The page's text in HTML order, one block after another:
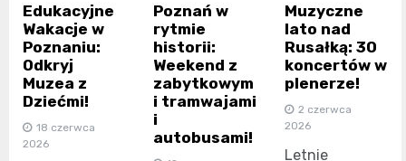
Edukacyjne
Wakacje w
Poznaniu:
Odkryj
Muzea z
Dziećmi!
18 czerwca
2026
Poznań w
rytmie
historii:
Weekend z
zabytkowym
i tramwajami
i
autobusami!
Muzyczne
lato nad
Rusałką: 30
koncertów w
plenerze!
2 czerwca
2026
Letnie